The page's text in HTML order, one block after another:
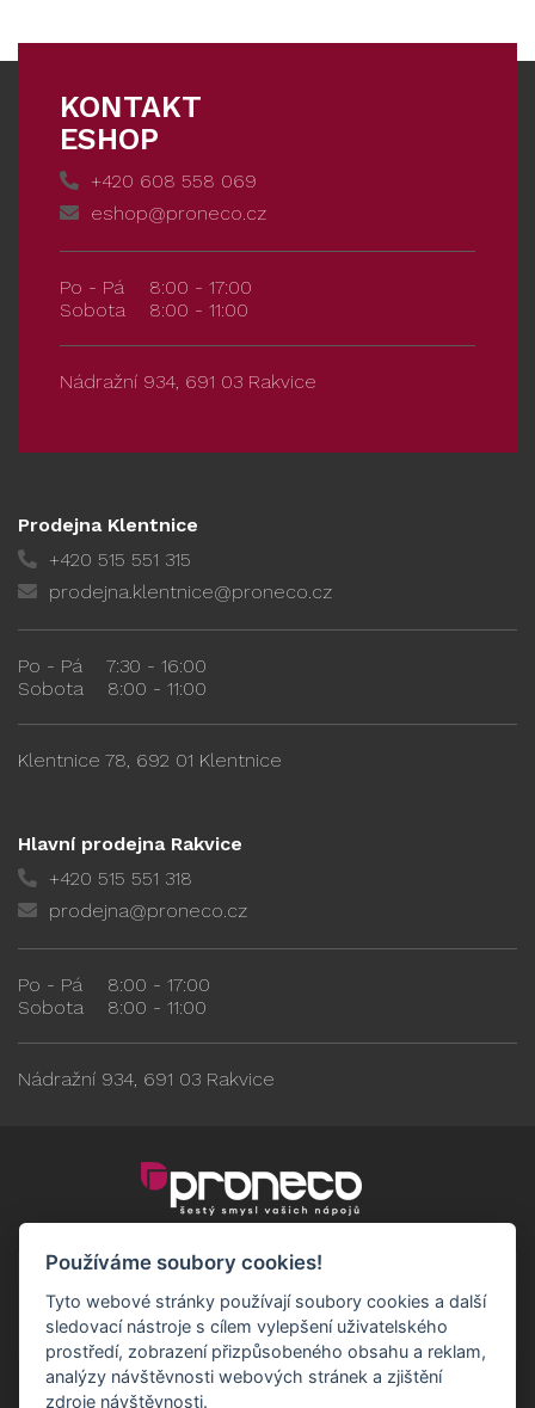
KONTAKT
ESHOP
+420 608 558 069
eshop@proneco.cz
Po - Pá
8:00 - 17:00
Sobota
8:00 - 11:00
Nádražní 934, 691 03 Rakvice
Prodejna Klentnice
+420 515 551 315
prodejna.klentnice@proneco.cz
Po - Pá
7:30 - 16:00
Sobota
8:00 - 11:00
Klentnice 78, 692 01 Klentnice
Hlavní prodejna Rakvice
+420 515 551 318
prodejna@proneco.cz
Po - Pá
8:00 - 17:00
Sobota
8:00 - 11:00
Nádražní 934, 691 03 Rakvice
Používáme soubory cookies!
Tyto webové stránky používají soubory cookies a další
sledovací nástroje s cílem vylepšení uživatelského
prostředí, zobrazení přizpůsobeného obsahu a reklam,
analýzy návštěvnosti webových stránek a zjištění
zdroje návštěvnosti.